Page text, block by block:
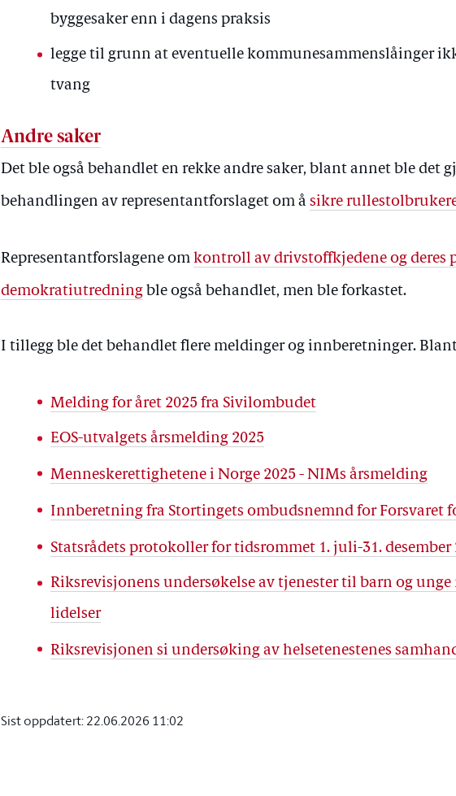
byggesaker enn i dagens praksis
legge til grunn at eventuelle kommunesammenslåinger
tvang
Andre saker
Det ble også behandlet en rekke andre saker, blant annet ble det
behandlingen av representantforslaget om åsikre
Representantforslagene omkontroll av drivstoffkjedene og deres
demokratiutredning ble også behandlet, men ble forkastet.
I tillegg ble det behandlet flere meldinger og innberetninger.
Melding for året 2025 fra Sivilombudet
EOS-utvalgets årsmelding 2025
Menneskerettighetene i Norge 2025 - NIMs årsmelding
Innberetning fra Stortingets ombudsnemnd for Forsvaret
Statsrådets protokoller for tidsrommet 1. juli-31. desember
Riksrevisjonens undersøkelse av tjenester til barn og unge
lidelser
Riksrevisjonen si undersøking av helsetenestenes
Sist oppdatert:22.06.2026 11:02